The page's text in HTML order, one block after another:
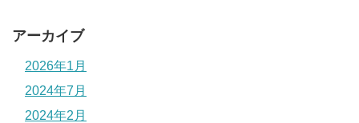
アーカイブ
2026年1月
2024年7月
2024年2月